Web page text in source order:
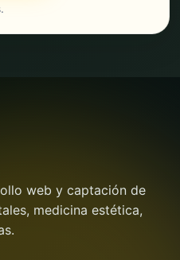
web y captación de
medicina estética,